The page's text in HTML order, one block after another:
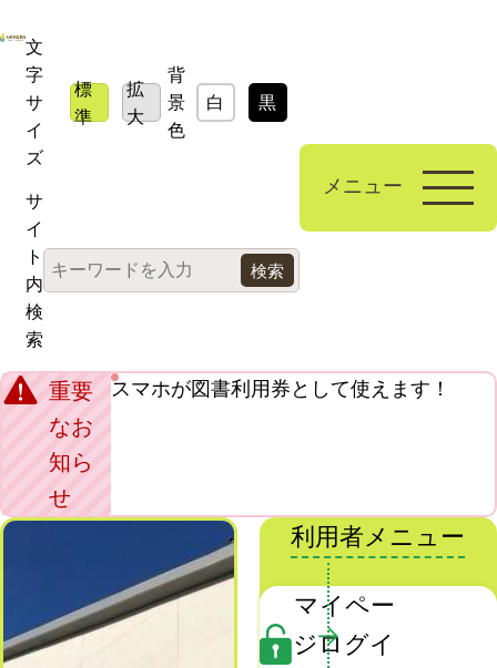
文
字
サ
イ
ズ
標
準
拡
大
背
景
色
白 黒
サ
イ
ト
内
検
索
メニュー
重要
なお
知ら
せ
スマホが図書利用券として使えます！
利用者メニュー
マイペー
ジログイ